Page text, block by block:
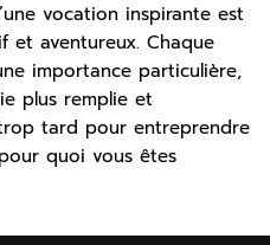
vocation inspirante est
et aventureux. Chaque
importance particulière,
plus remplie et
tard pour entreprendre
quoi vous êtes